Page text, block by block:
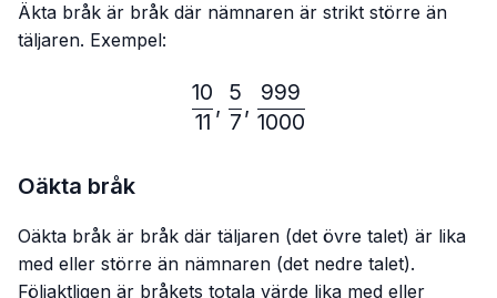
Äkta bråk är bråk där nämnaren är strikt större än
täljaren. Exempel:
11
10
,
7
5
,
1000
999
Oäkta bråk
Oäkta bråk är bråk där täljaren (det övre talet) är lika
med eller större än nämnaren (det nedre talet).
Följaktligen är bråkets totala värde lika med eller